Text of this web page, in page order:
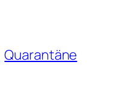
Quarantäne